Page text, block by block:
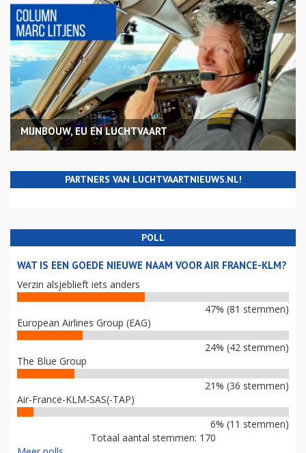
MIJNBOUW, EU EN LUCHTVAART
PARTNERS VAN LUCHTVAARTNIEUWS.NL!
POLL
WAT IS EEN GOEDE NIEUWE NAAM VOOR AIR FRANCE-KLM?
Verzin alsjeblieft iets anders
47% (81 stemmen)
European Airlines Group (EAG)
24% (42 stemmen)
The Blue Group
21% (36 stemmen)
Air-France-KLM-SAS(-TAP)
6% (11 stemmen)
Totaal aantal stemmen: 170